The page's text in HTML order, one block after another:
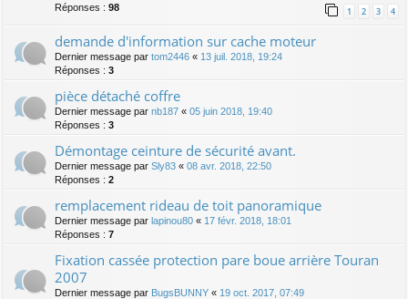
Réponses : 98 1 2 3 4
demande d'information sur cache moteur
Dernier message par tom2446 « 13 juil. 2018, 19:24
Réponses : 3
pièce détaché coffre
Dernier message par nb187 « 05 juin 2018, 19:40
Réponses : 3
Démontage ceinture de sécurité avant.
Dernier message par Sly83 « 08 avr. 2018, 22:50
Réponses : 2
remplacement rideau de toit panoramique
Dernier message par lapinou80 « 17 févr. 2018, 18:01
Réponses : 7
Fixation cassée protection pare boue arrière Touran
2007
Dernier message par BugsBUNNY « 19 oct. 2017, 07:49